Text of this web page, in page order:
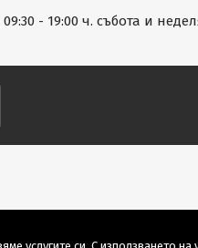
- 19:00 ч. събота и